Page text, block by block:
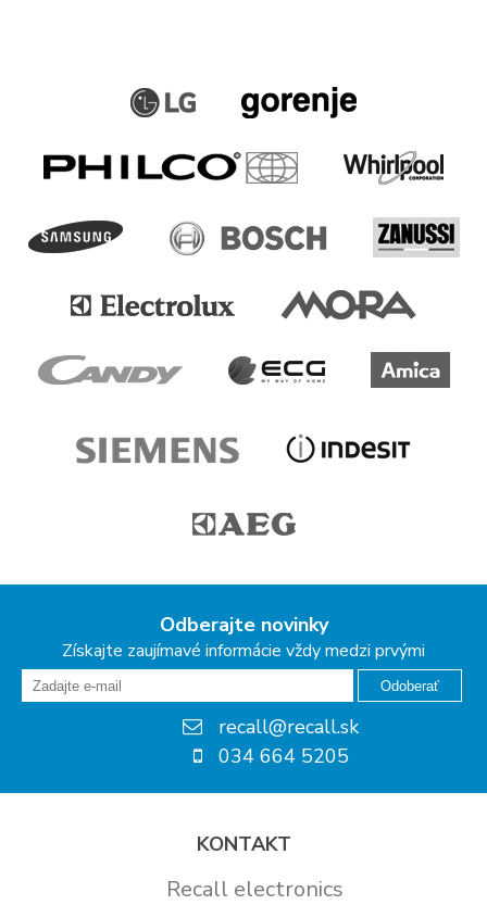
Odberajte novinky
Získajte zaujímavé informácie vždy medzi prvými
Odoberať
recall@recall.sk
034 664 5205
KONTAKT
Recall electronics